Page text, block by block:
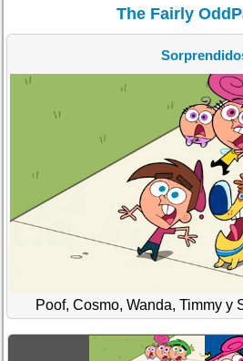
The Fairly
Poof, Cosmo, Wanda, Timmy y